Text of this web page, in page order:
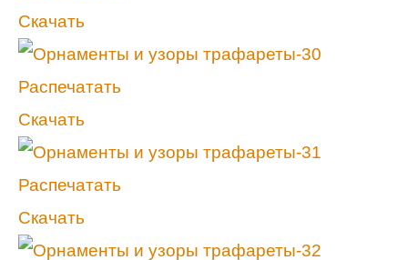
Скачать
Распечатать
Скачать
Распечатать
Скачать